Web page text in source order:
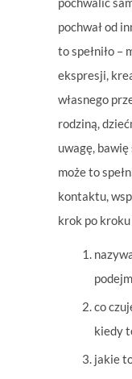
pochwał od
to spełniło –
ekspresji,
własnego
rodziną,
uwagę,
może to
kontaktu,
krok po kroku
co
kiedy
jakie